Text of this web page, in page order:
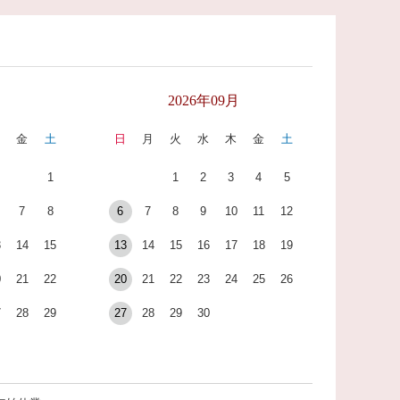
金 土
1
7 8
14 15
21 22
28 29
2026年09月
日 月 火 水 木 金 土
1 2 3 4 5
6 7 8 9 10 11 12
13 14 15 16 17 18 19
20 21 22 23 24 25 26
27 28 29 30